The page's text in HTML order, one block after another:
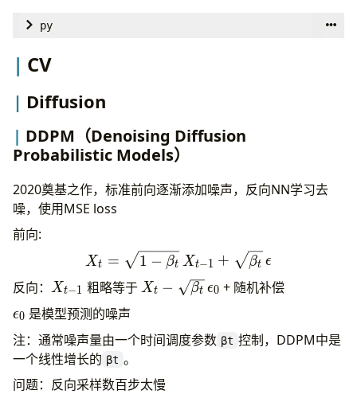
py
class
def __call__
# log_softmax = x - log(∑exp(x)) = x - (m +
# here we default use dim=1 (in_dim)
max_val = np . max(x, axis = keepdims=True
self
max_val
return
x - ( max_val + log_value
def bprop (self, np.ndarray, dedy:
CV
Diffusion
DDPM（Denoising Diffusion
Probabilistic Models）
2020奠基之作，标准前向逐渐添加噪声，反向NN学习去
噪，使用MSE loss
前向:
X_t = \sqrt{1-
\beta_t}\,
X_{t-1} +
\epsilon
Xt = 1 − βt X t−1 + βt ϵ
反向：
X_{t-
1}
X t−1 粗略等于 X_t -
X t − βt ϵ0 + 随机补偿
\epsilon_0
ϵ0 是模型预测的噪声
注：通常噪声量由一个时间调度参数 βt 控制，DDPM中是
一个线性增长的 βt 。
问题：反向采样数百步太慢